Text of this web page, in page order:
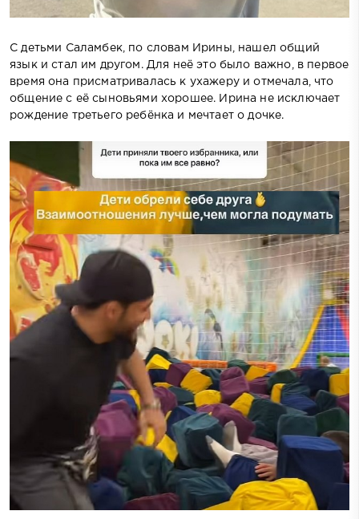
С детьми Саламбек, по словам Ирины, нашел общий
язык и стал им другом. Для неё это было важно, в первое
время она присматривалась к ухажеру и отмечала, что
общение с её сыновьями хорошее. Ирина не исключает
рождение третьего ребёнка и мечтает о дочке.